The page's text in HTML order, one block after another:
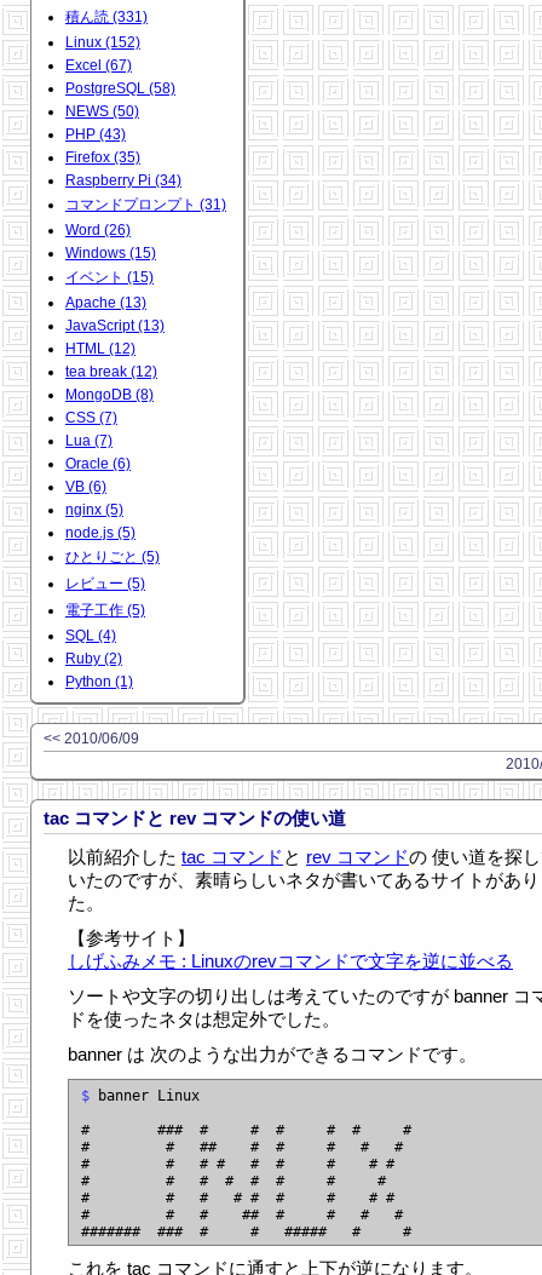
積ん読 (331)
Linux (152)
Excel (67)
PostgreSQL (58)
NEWS (50)
PHP (43)
Firefox (35)
Raspberry Pi (34)
コマンドプロンプト (31)
Word (26)
Windows (15)
イベント (15)
Apache (13)
JavaScript (13)
HTML (12)
tea break (12)
MongoDB (8)
CSS (7)
Lua (7)
Oracle (6)
VB (6)
nginx (5)
node.js (5)
ひとりごと (5)
レビュー (5)
電子工作 (5)
SQL (4)
Ruby (2)
Python (1)
<< 2010/06/09
tac コマンドと rev コマンドの使い道
以前紹介した tac コマンド と rev コマンドの 使い道を探
いたのですが、素晴らしいネタが書いてあるサイトがあ
た。
【参考サイト】
しげふみメモ : Linuxのrevコマンドで文字を逆に並べる
ソートや文字の切り出しは考えていたのですが banner コ
ドを使ったネタは想定外でした。
banner は 次のような出力ができるコマンドです。
$ banner Linux
#        ###  #     #  #     #  #     #
#         #   ##    #  #     #   #   #
#         #   # #   #  #     #    # #
#         #   #  #  #  #     #     #
#         #   #   # #  #     #    # #
#         #   #    ##  #     #   #   #
これを tac コマンドに通すと上下が逆になります。